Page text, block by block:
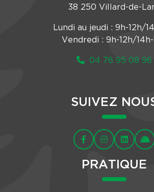
38 250 Villard-de-
Lundi au jeudi : 9h-12h/
Vendredi : 9h-12h/14h-
04 76 95 08 96
SUIVEZ
PRATIQUE